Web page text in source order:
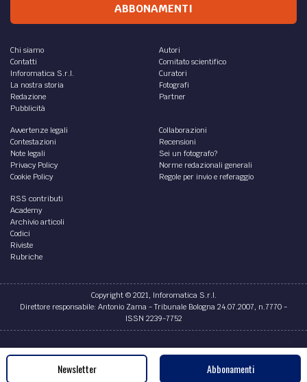
ABBONAMENTI
Chi siamo
Contatti
Inforomatica S.r.l.
La nostra storia
Redazione
Pubblicità
Autori
Comitato scientifico
Curatori
Fotografi
Partner
Avvertenze legali
Contestazioni
Note legali
Privacy Policy
Cookie Policy
Collaborazioni
Recensioni
Sei un fotografo?
Norme redazionali generali
Regole per invio e referaggio
RSS contributi
Academy
Archivio articoli
Codici
Riviste
Rubriche
Copyright © 2021, Inforomatica S.r.l.
Direttore responsabile: Antonio Zama - Tribunale Bologna 24.07.2007, n.7770 -
ISSN 2239-7752
Credits
Newsletter Abbonamenti